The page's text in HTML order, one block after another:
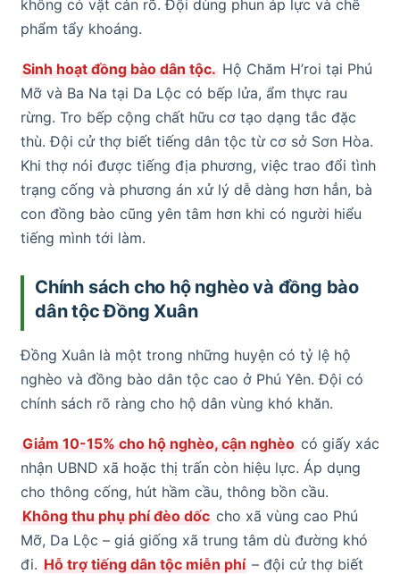
không có vật cản rõ. Đội dùng phun áp lực và chế
phẩm tẩy khoáng.
Sinh hoạt đồng bào dân tộc. Hộ Chăm H’roi tại Phú
Mỡ và Ba Na tại Da Lộc có bếp lửa, ẩm thực rau
rừng. Tro bếp cộng chất hữu cơ tạo dạng tắc đặc
thù. Đội cử thợ biết tiếng dân tộc từ cơ sở Sơn Hòa.
Khi thợ nói được tiếng địa phương, việc trao đổi tình
trạng cống và phương án xử lý dễ dàng hơn hẳn, bà
con đồng bào cũng yên tâm hơn khi có người hiểu
tiếng mình tới làm.
Chính sách cho hộ nghèo và đồng bào
dân tộc Đồng Xuân
Đồng Xuân là một trong những huyện có tỷ lệ hộ
nghèo và đồng bào dân tộc cao ở Phú Yên. Đội có
chính sách rõ ràng cho hộ dân vùng khó khăn.
Giảm 10-15% cho hộ nghèo, cận nghèo có giấy xác
nhận UBND xã hoặc thị trấn còn hiệu lực. Áp dụng
cho thông cống, hút hầm cầu, thông bồn cầu.
Không thu phụ phí đèo dốc cho xã vùng cao Phú
Mỡ, Da Lộc – giá giống xã trung tâm dù đường khó
đi. Hỗ trợ tiếng dân tộc miễn phí – đội cử thợ biết